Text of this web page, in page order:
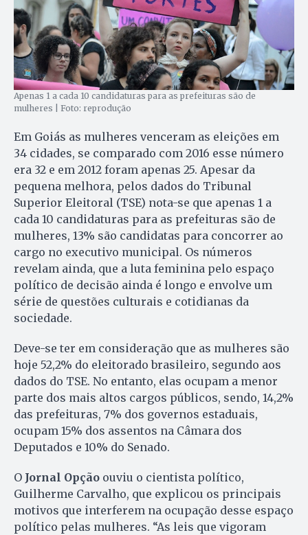
Apenas 1 a cada 10 candidaturas para as prefeituras são de
mulheres | Foto: reprodução
Em Goiás as mulheres venceram as eleições em
34 cidades, se comparado com 2016 esse número
era 32 e em 2012 foram apenas 25. Apesar da
pequena melhora, pelos dados do Tribunal
Superior Eleitoral (TSE) nota-se que apenas 1 a
cada 10 candidaturas para as prefeituras são de
mulheres, 13% são candidatas para concorrer ao
cargo no executivo municipal. Os números
revelam ainda, que a luta feminina pelo espaço
político de decisão ainda é longo e envolve um
série de questões culturais e cotidianas da
sociedade.
Deve-se ter em consideração que as mulheres são
hoje 52,2% do eleitorado brasileiro, segundo aos
dados do TSE. No entanto, elas ocupam a menor
parte dos mais altos cargos públicos, sendo, 14,2%
das prefeituras, 7% dos governos estaduais,
ocupam 15% dos assentos na Câmara dos
Deputados e 10% do Senado.
O Jornal Opção ouviu o cientista político,
Guilherme Carvalho, que explicou os principais
motivos que interferem na ocupação desse espaço
político pelas mulheres. “As leis que vigoram